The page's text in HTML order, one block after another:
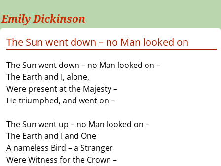
Emily Dickinson
The Sun went down – no Man looked on
The Sun went down – no Man looked on –
The Earth and I, alone,
Were present at the Majesty –
He triumphed, and went on –
The Sun went up – no Man looked on –
The Earth and I and One
A nameless Bird – a Stranger
Were Witness for the Crown –